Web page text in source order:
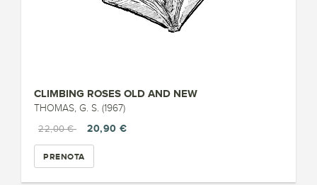
CLIMBING ROSES OLD AND NEW
THOMAS, G. S. (1967)
22,00 €
20,90 €
PRENOTA